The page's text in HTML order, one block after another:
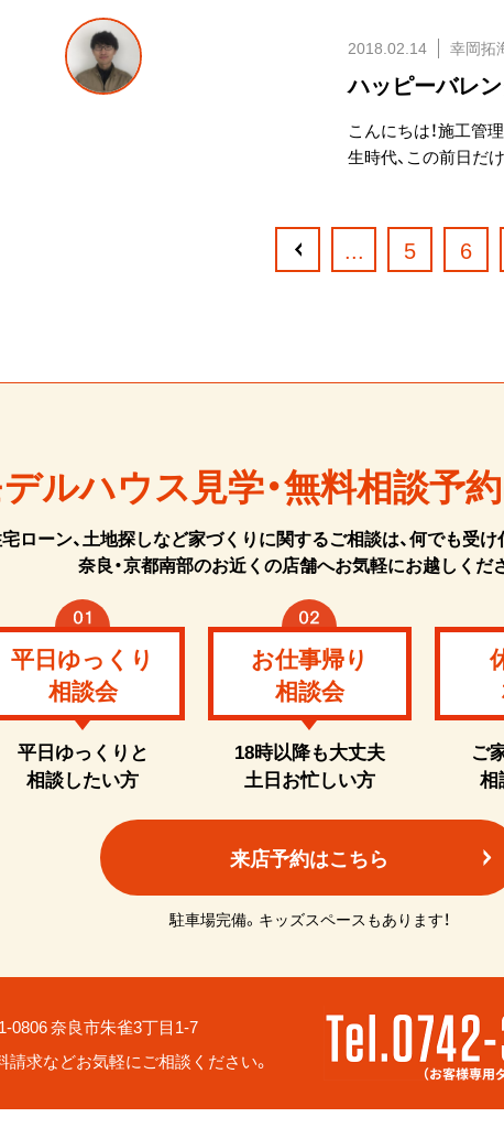
2018.02.14 幸岡拓
ハッピーバレ
こんにちは！施工管
生時代、この前日だ
... 5 6
ルハウス見学・無料相談予約
ローン、土地探しなど家づくりに関するご相談は、何でも受け
奈良・京都南部のお近くの店舗へお気軽にお越しくだ
平日ゆっくり
相談会
平日ゆっくりと
相談したい方
お仕事帰り
相談会
18時以降も大丈夫
土日お忙しい方
ご
相
来店予約はこちら
駐車場完備。キッズスペースもあります！
0806 奈良市朱雀3丁目1-7
求などお気軽にご相談ください。